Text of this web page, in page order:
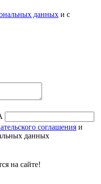
данных и с
соглашения и
данных
на сайте!